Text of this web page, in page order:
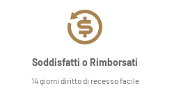
Soddisfatti o Rimborsati
14 giorni diritto di recesso facile